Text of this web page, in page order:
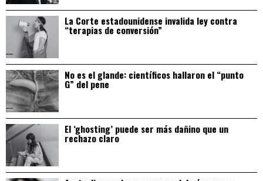
La Corte estadounidense invalida ley contra
“terapias de conversión”
No es el glande: científicos hallaron el “punto
G” del pene
El ‘ghosting’ puede ser más dañino que un
rechazo claro